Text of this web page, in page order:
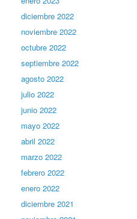
diciembre 2022
noviembre 2022
octubre 2022
septiembre 2022
agosto 2022
julio 2022
junio 2022
mayo 2022
abril 2022
marzo 2022
febrero 2022
enero 2022
diciembre 2021